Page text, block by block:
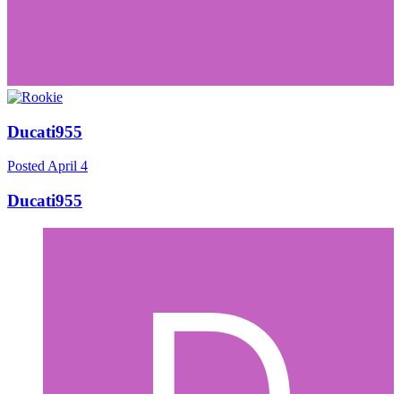
Ducati955
Posted April 4
Ducati955